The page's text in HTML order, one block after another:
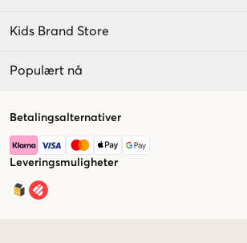
Kids Brand Store
Populært nå
Betalingsalternativer
Leveringsmuligheter